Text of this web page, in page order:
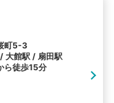
町5-3
大館駅 / 扇田駅
ら徒歩15分